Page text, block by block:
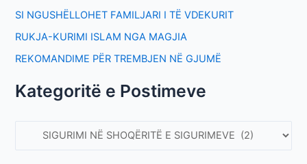
SI NGUSHËLLOHET FAMILJARI I TË VDEKURIT
RUKJA-KURIMI ISLAM NGA MAGJIA
REKOMANDIME PËR TREMBJEN NË GJUMË
Kategoritë e Postimeve